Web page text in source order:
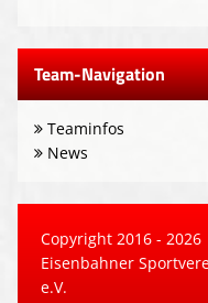
Team-Navigation
Teaminfos
News
Copyright 2016 - 2026
Eisenbahner
e.V.